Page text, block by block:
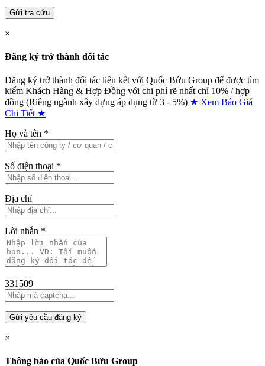
Gửi tra cứu
×
Đăng ký trở thành đối tác
Đăng ký trở thành đối tác liên kết với Quốc Bửu Group để được tìm
kiếm Khách Hàng & Hợp Đồng với chi phí rẽ nhất chỉ 10% / hợp
đồng (Riêng ngành xây dựng áp dụng từ 3 - 5%) ★ Xem Báo Giá
Chi Tiết ★
Họ và tên *
Số điện thoại *
Địa chỉ
Lời nhắn *
331509
Gửi yêu cầu đăng ký
×
Thông báo của Quốc Bửu Group